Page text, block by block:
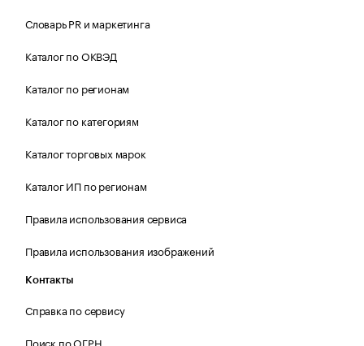
Словарь PR и маркетинга
Каталог по ОКВЭД
Каталог по регионам
Каталог по категориям
Каталог торговых марок
Каталог ИП по регионам
Правила использования сервиса
Правила использования изображений
Контакты
Справка по сервису
Поиск по ОГРН